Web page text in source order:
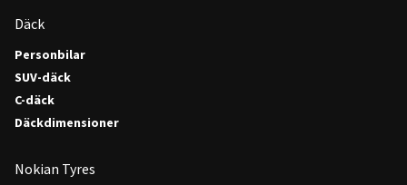
Däck
Personbilar
SUV-däck
C-däck
Däckdimensioner
Nokian Tyres